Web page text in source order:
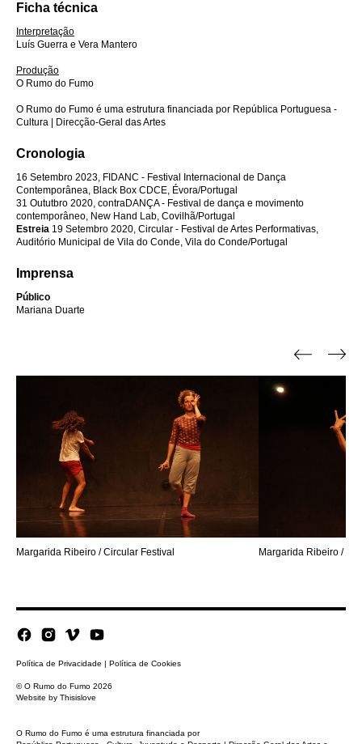
Ficha técnica
Interpretação
Luís Guerra e Vera Mantero
Produção
O Rumo do Fumo
O Rumo do Fumo é uma estrutura financiada por República Portuguesa -
Cultura | Direcção-Geral das Artes
Cronologia
16 Setembro 2023, FIDANC - Festival Internacional de Dança
Contemporânea, Black Box CDCE, Évora/Portugal
31 Oututbro 2020, contraDANÇA - Festival de dança e movimento
contemporâneo, New Hand Lab, Covilhã/Portugal
Estreia 19 Setembro 2020, Circular - Festival de Artes Performativas,
Auditório Municipal de Vila do Conde, Vila do Conde/Portugal
Imprensa
Público
Mariana Duarte
Margarida Ribeiro / Circular Festival Margarida Ribeiro /
Política de Privacidade | Política de Cookies
© O Rumo do Fumo 2026
Website by Thisislove
O Rumo do Fumo é uma estrutura financiada por